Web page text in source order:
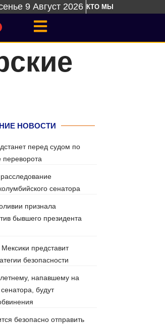
9 Август 2026 КТО МЫ
НОВОСТИ
перед судом по
переворота
сенатора
признала
бывшего президента
представит
безопасности
напавшему на
будут
безопасно отправить